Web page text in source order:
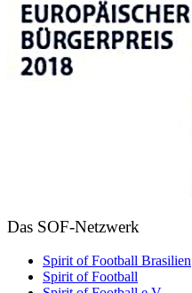
Das SOF-Netzwerk
Spirit of Football Brasilien
Spirit of Football